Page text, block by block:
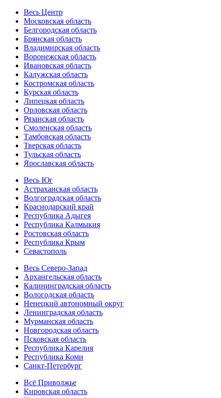
Весь Центр
Московская область
Белгородская область
Брянская область
Владимирская область
Воронежская область
Ивановская область
Калужская область
Костромская область
Курская область
Липецкая область
Орловская область
Рязанская область
Смоленская область
Тамбовская область
Тверская область
Тульская область
Ярославская область
Весь Юг
Астраханская область
Волгоградская область
Краснодарский край
Республика Адыгея
Республика Калмыкия
Ростовская область
Республика Крым
Севастополь
Весь Северо-Запад
Архангельская область
Калининградская область
Вологодская область
Ненецкий автономный округ
Ленинградская область
Мурманская область
Новгородская область
Псковская область
Республика Карелия
Республика Коми
Санкт-Петербург
Всё Приволжье
Кировская область